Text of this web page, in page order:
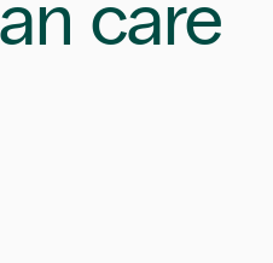
care